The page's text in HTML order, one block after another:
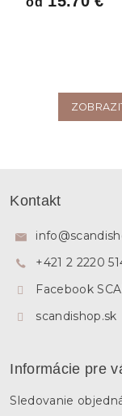
Kontakt
info@
+421 2 2220
Facebook
scandishop.sk
Informácie pre
Sledovanie